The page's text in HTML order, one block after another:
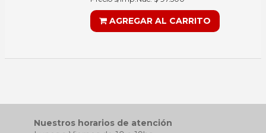
AGREGAR AL CARRITO
Nuestros horarios de atención